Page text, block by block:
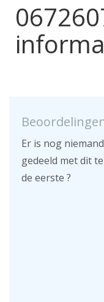
Er is nog
gedeeld met dit
de eerste ?